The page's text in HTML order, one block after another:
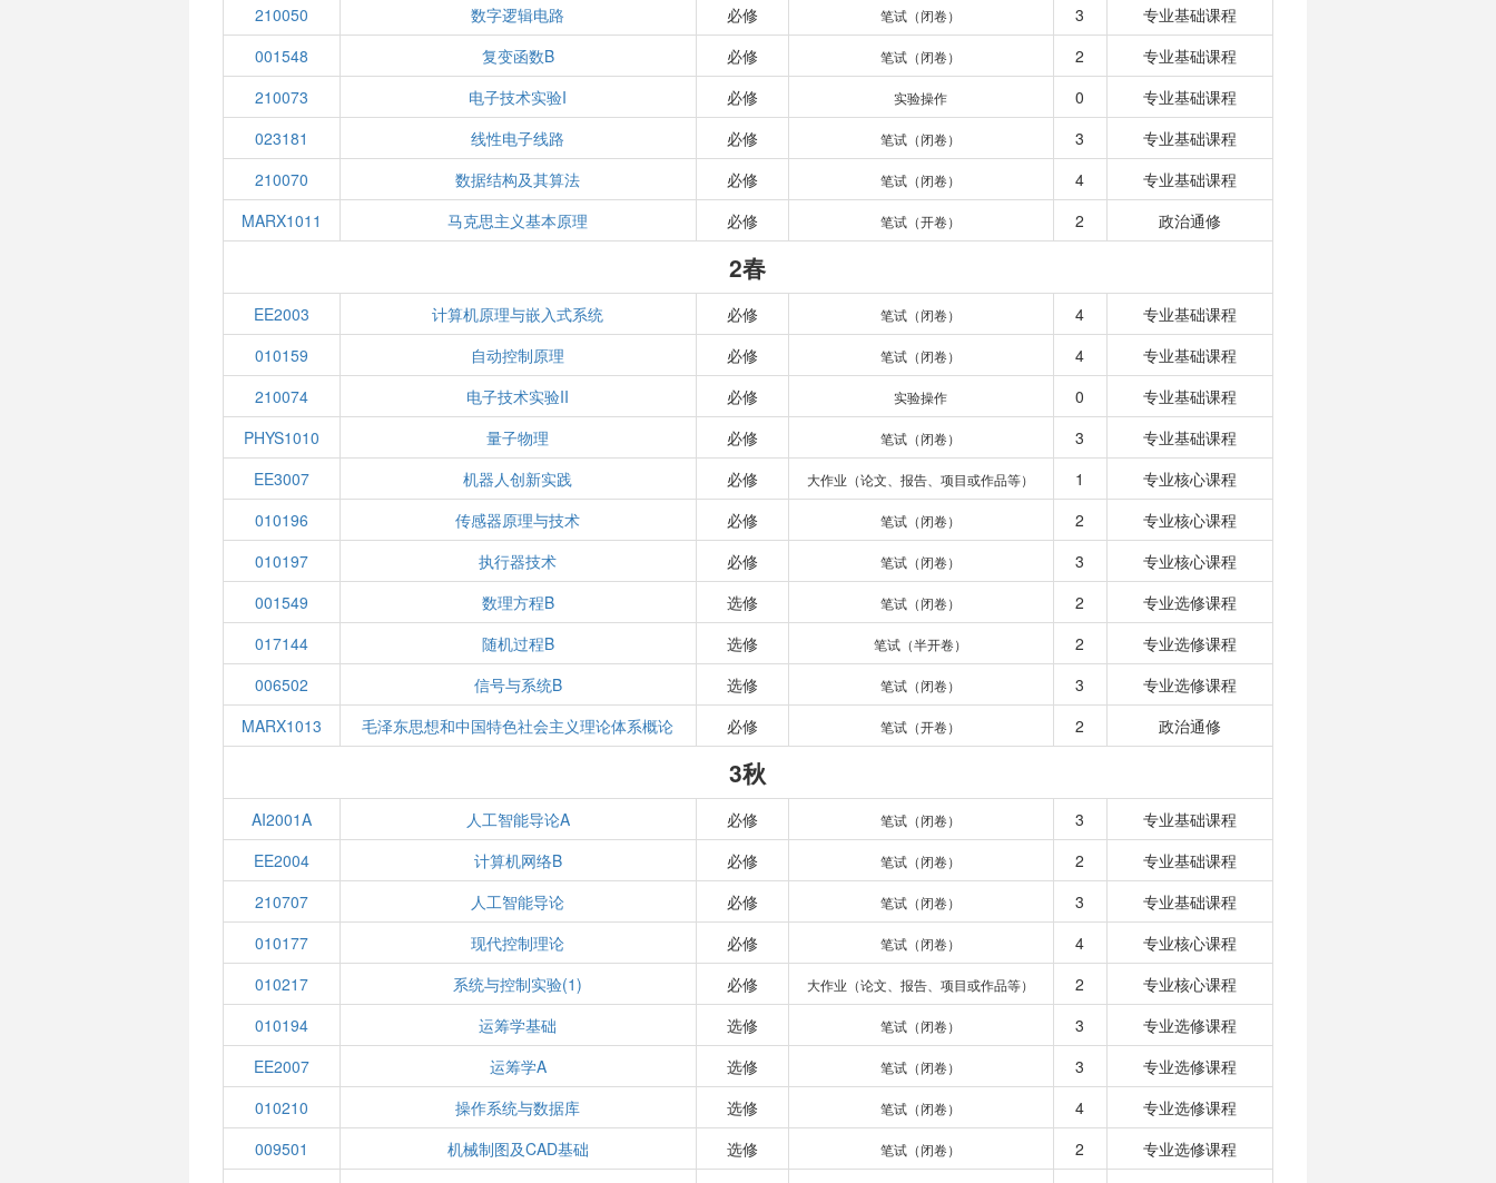
210050
数字逻辑电路 必修 笔试（闭卷） 3
专业基础课程
001548
复变函数B 必修 笔试（闭卷） 2
专业基础课程
210073
电子技术实验I 必修 实验操作 0
专业基础课程
023181
线性电子线路 必修 笔试（闭卷） 3
专业基础课程
210070
数据结构及其算法 必修 笔试（闭卷） 4
专业基础课程
MARX1011
马克思主义基本原理 必修 笔试（开卷） 2 政治通修
2春
EE2003 计算机原理与嵌入式系统 必修 笔试（闭卷） 4
专业基础课程
010159
自动控制原理 必修 笔试（闭卷） 4
专业基础课程
210074
电子技术实验II 必修 实验操作 0
专业基础课程
PHYS1010
量子物理 必修 笔试（闭卷） 3
专业基础课程
EE3007
机器人创新实践 必修 大作业（论文、报告、项目或作品等） 1
专业核心课程
010196
传感器原理与技术 必修 笔试（闭卷） 2
专业核心课程
010197
执行器技术 必修 笔试（闭卷） 3
专业核心课程
001549
数理方程B 选修 笔试（闭卷） 2
专业选修课程
017144
随机过程B 选修 笔试（半开卷） 2
专业选修课程
006502
信号与系统B 选修 笔试（闭卷） 3
专业选修课程
MARX1013
毛泽东思想和中国特色社会主义理论体系概论 必修 笔试（开卷） 2 政治通修
3秋
AI2001A 人工智能导论A 必修 笔试（闭卷） 3
专业基础课程
EE2004
计算机网络B 必修 笔试（闭卷） 2
专业基础课程
210707
人工智能导论 必修 笔试（闭卷） 3
专业基础课程
010177
现代控制理论 必修 笔试（闭卷） 4
专业核心课程
010217
系统与控制实验(1) 必修 大作业（论文、报告、项目或作品等） 2
专业核心课程
010194
运筹学基础 选修 笔试（闭卷） 3
专业选修课程
EE2007
运筹学A 选修 笔试（闭卷） 3
专业选修课程
010210
操作系统与数据库 选修 笔试（闭卷） 4
专业选修课程
009501
机械制图及CAD基础 选修 笔试（闭卷） 2
专业选修课程